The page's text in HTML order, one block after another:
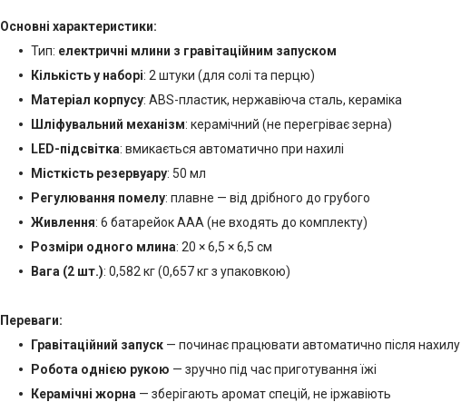
Основні характеристики:
Тип: електричні млини з гравітаційним запуском
Кількість у наборі: 2 штуки (для солі та перцю)
Матеріал корпусу: ABS-пластик, нержавіюча сталь, кераміка
Шліфувальний механізм: керамічний (не перегріває зерна)
LED-підсвітка: вмикається автоматично при нахилі
Місткість резервуару: 50 мл
Регулювання помелу: плавне — від дрібного до грубого
Живлення: 6 батарейок AAA (не входять до комплекту)
Розміри одного млина: 20 × 6,5 × 6,5 см
Вага (2 шт.): 0,582 кг (0,657 кг з упаковкою)
Переваги:
Гравітаційний запуск — починає працювати автоматично після нахилу
Робота однією рукою — зручно під час приготування їжі
Керамічні жорна — зберігають аромат спецій, не іржавіють